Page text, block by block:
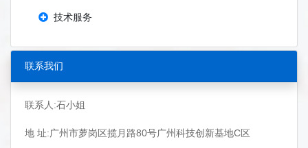
技术服务
联系我们
联系人:石小姐
地 址:广州市萝岗区揽月路80号广州科技创新基地C区